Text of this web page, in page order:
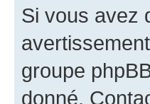
Si vous avez
groupe
donné.